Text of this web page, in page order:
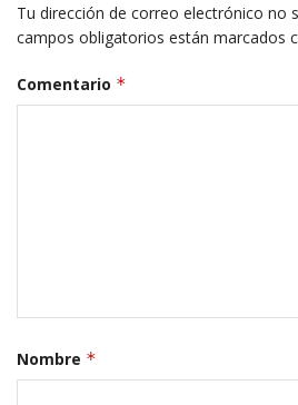
Tu dirección de correo electrónico no
campos obligatorios están marcados
Comentario *
Nombre *